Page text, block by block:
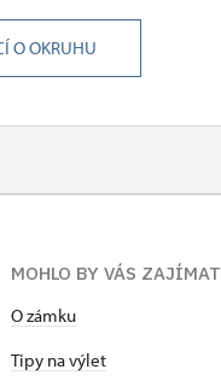
O OKRUHU
MOHLO BY VÁS ZAJÍMAT
O zámku
Tipy na výlet